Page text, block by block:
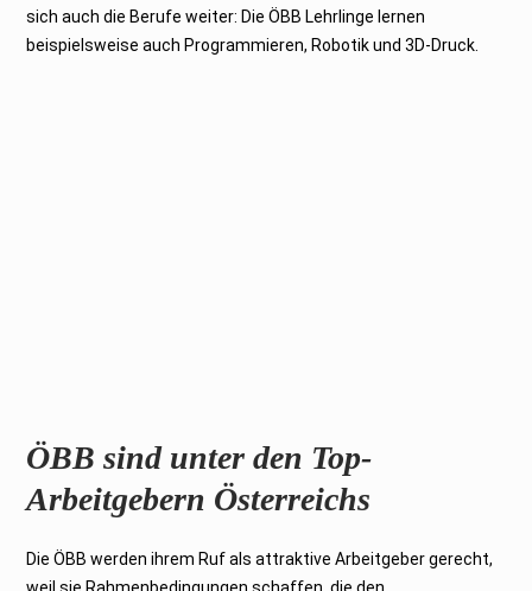
sich auch die Berufe weiter: Die ÖBB Lehrlinge lernen
beispielsweise auch Programmieren, Robotik und 3D-Druck.
ÖBB sind unter den Top-
Arbeitgebern Österreichs
Die ÖBB werden ihrem Ruf als attraktive Arbeitgeber gerecht,
weil sie Rahmenbedingungen schaffen, die den